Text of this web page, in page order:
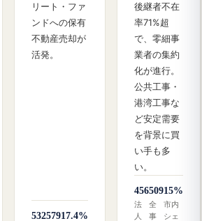
リート・ファ
ンドへの保有
不動産売却が
活発。
53257917.4%
後継者不在
率71%超
で、零細事
業者の集約
化が進行。
公共工事・
港湾工事な
ど安定需要
を背景に買
い手も多
い。
456
法
人
509
全
事
15%
市内
シェ